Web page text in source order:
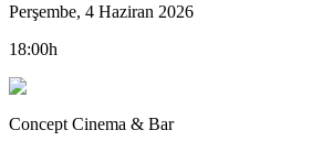
Perşembe, 4 Haziran 2026
18:00h
Concept Cinema & Bar